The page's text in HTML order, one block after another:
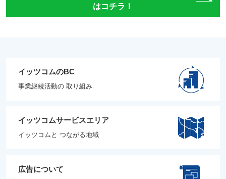
はコチラ！
イッツコムのBC
事業継続活動の 取り組み
イッツコムサービスエリア
イッツコムと つながる地域
広告について